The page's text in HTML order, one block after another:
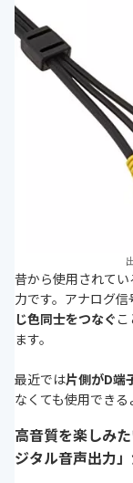
昔から使用されて
力です。アナログ信
じ色同士をつなぐ
ます。
最近では片側がD端
なくても使用できる
高音質を楽しみ
ジタル音声出力